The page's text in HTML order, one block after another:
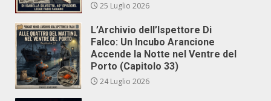
25 Luglio 2026
L’Archivio dell’Ispettore Di
Falco: Un Incubo Arancione
Accende la Notte nel Ventre del
Porto (Capitolo 33)
24 Luglio 2026